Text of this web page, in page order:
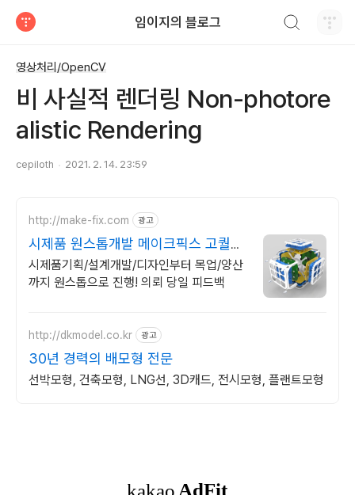
임이지의 블로그
영상처리/OpenCV
비 사실적 렌더링 Non-photore
alistic Rendering
cepiloth 2021. 2. 14. 23:59
http://make-fix.com 광고
시제품 원스톱개발 메이크픽스 고퀄리
티 시제품개발
시제품기획/설계개발/디자인부터 목업/양산
까지 원스톱으로 진행! 의뢰 당일 피드백
http://dkmodel.co.kr 광고
30년 경력의 배모형 전문
선박모형, 건축모형, LNG선, 3D캐드, 전시모형, 플랜트모형